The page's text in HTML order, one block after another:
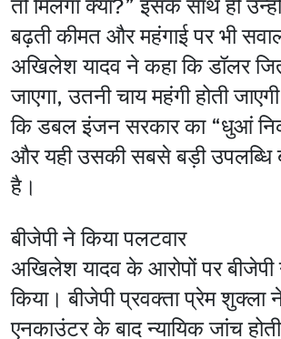
तो मिलेगा क्या?” इसके साथ ही
बढ़ती कीमत और महंगाई पर भी
अखिलेश यादव ने कहा कि डॉलर
जाएगा, उतनी चाय महंगी होती
कि डबल इंजन सरकार का “धुआं
और यही उसकी सबसे बड़ी उपलब्धि
है।
बीजेपी ने किया पलटवार
अखिलेश यादव के आरोपों पर बीजेपी
किया। बीजेपी प्रवक्ता प्रेम शुक्ला
एनकाउंटर के बाद न्यायिक जांच